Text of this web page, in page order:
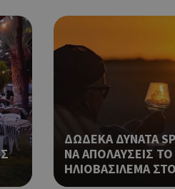
ΔΩΔΕΚΑ ΔΥΝΑΤΑ
ΝΑ ΑΠΟΛΑΥΣΕΙΣ
ΗΛΙΟΒΑΣΙΛΕΜΑ
push up και push down
προσδιορίσει την
επισκέπτη.
από εφαρμογές που
PHP. Πρόκειται για ένα
σκοπού που
διατήρηση μεταβλητών
χρήστη. Συνήθως είναι
που δημιουργείται, ο
να είναι
ιστότοπο, αλλά ένα καλό